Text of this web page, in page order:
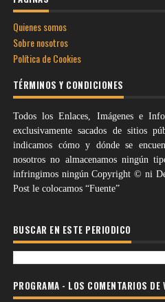
Quienes somos
Sobre nosotros
Política de Cookies
TÉRMINOS Y CONDICIONES
Todos los Enlaces, Imágenes e
exclusivamente sacados de sitios
indicamos cómo y dónde se
nosotros no almacenamos ningún
infringimos ningún Copyright © ni
Post le colocamos “Fuente”
BUSCAR EN ESTE PERIODICO
PROGRAMA - LOS COMENTARIOS DE